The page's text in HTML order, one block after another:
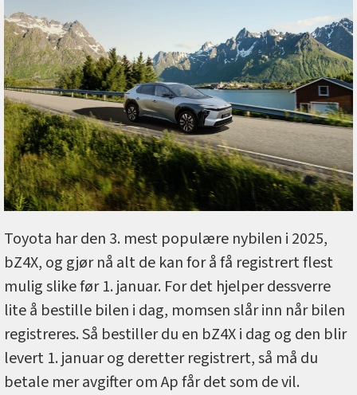
Toyota har den 3. mest populære nybilen i 2025,
bZ4X, og gjør nå alt de kan for å få registrert flest
mulig slike før 1. januar. For det hjelper dessverre
lite å bestille bilen i dag, momsen slår inn når bilen
registreres. Så bestiller du en bZ4X i dag og den blir
levert 1. januar og deretter registrert, så må du
betale mer avgifter om Ap får det som de vil.